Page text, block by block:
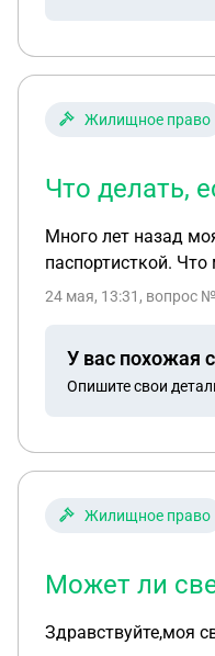
Жилищное право
Что делать,
Много лет назад
паспортисткой.
24 мая, 13:31 , вопрос
У вас похожая
Опишите свои
Жилищное право
Может ли
Здравствуйте,моя